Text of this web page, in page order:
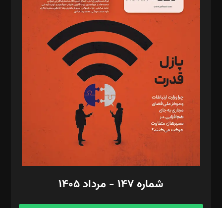
د‌بیر حقوق فناوری: حسام‌الدین ایپکچی
د‌بیر پیوست جهان: مینا پاکدل
د‌بیر تحریریه آنلاین: بابک نقاش
تحریریه‌: مجتبی محمود‌ی، آرش برهمند، یسنا امان‌پور، سروش کرمیان،
مصطفی مسجدی آرانی، ابوالفضل رجبی، زهرا فکرانه، فائزه فتحی
رستمی،مصطفی باستان
ویرایش: نگار استاد‌‌آقا
طراح یونیفرم: مجید توکلی
فیلمبرداری و عکاسی: امیر شفیعی، مانی لطفی زاده
گرافیک و صفحه‌آرایی: سید‌سبحان‌علی ثابت
مد‌یر توسعه تجاری: کامبیز برید‌
امور مالی: شاپور رهبری، محمد‌ کاظمی‌نیا
آگهی و مشترکین: ۰۹۱۹۹۹۹۰۴۵۴
شماره ۱۴۷ - مرداد ۱۴۰۵